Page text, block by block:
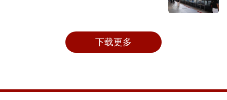
下载更多